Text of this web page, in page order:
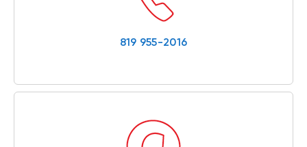
819 955-2016